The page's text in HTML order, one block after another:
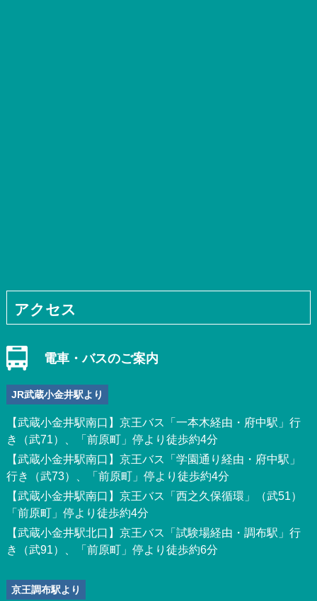
アクセス
電車・バスのご案内
JR武蔵小金井駅より
【武蔵小金井駅南口】京王バス「一本木経由・府中駅」行
き（武71）、「前原町」停より徒歩約4分
【武蔵小金井駅南口】京王バス「学園通り経由・府中駅」
行き（武73）、「前原町」停より徒歩約4分
【武蔵小金井駅南口】京王バス「西之久保循環」（武51）
「前原町」停より徒歩約4分
【武蔵小金井駅北口】京王バス「試験場経由・調布駅」行
き（武91）、「前原町」停より徒歩約6分
京王調布駅より